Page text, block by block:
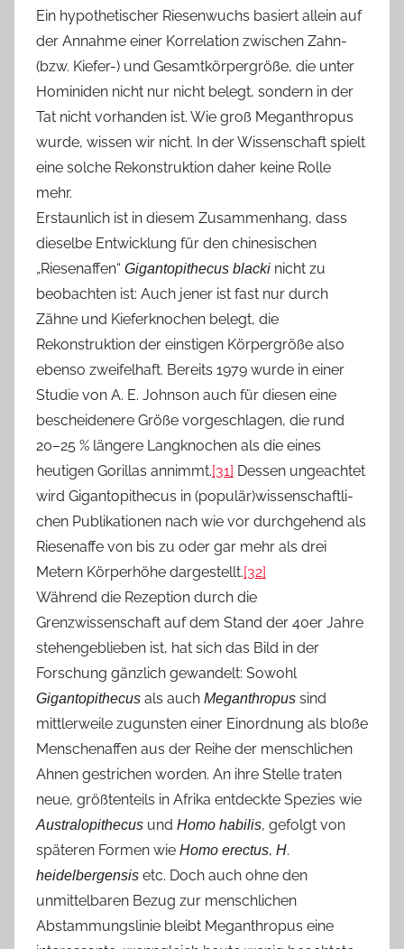
Ein hypothetischer Riesenwuchs basiert allein auf
der Annahme einer Korrelation zwischen Zahn-
(bzw. Kiefer-) und Gesamtkörpergröße, die unter
Hominiden nicht nur nicht belegt, sondern in der
Tat nicht vorhanden ist. Wie groß Meganthropus
wurde, wissen wir nicht. In der Wissenschaft spielt
eine solche Rekonstruktion daher keine Rolle
mehr.
Erstaunlich ist in diesem Zusammenhang, dass
dieselbe Entwicklung für den chinesischen
„Riesenaffen“ Gigantopithecus blacki nicht zu
beobachten ist: Auch jener ist fast nur durch
Zähne und Kieferknochen belegt, die
Rekonstruktion der einstigen Körpergröße also
ebenso zweifelhaft. Bereits 1979 wurde in einer
Studie von A. E. Johnson auch für diesen eine
bescheidenere Größe vorgeschlagen, die rund
20–25 % längere Langknochen als die eines
heutigen Gorillas annimmt.[31] Dessen ungeachtet
wird Gigantopithecus in (populär)wissenschaftli­
chen Publikationen nach wie vor durchgehend als
Riesenaffe von bis zu oder gar mehr als drei
Metern Körperhöhe dargestellt.[32]
Während die Rezeption durch die
Grenzwissenschaft auf dem Stand der 40er Jahre
stehengeblieben ist, hat sich das Bild in der
Forschung gänzlich gewandelt: Sowohl
Gigantopithecus als auch Meganthropus sind
mittlerweile zugunsten einer Einordnung als bloße
Menschenaffen aus der Reihe der menschlichen
Ahnen gestrichen worden. An ihre Stelle traten
neue, größtenteils in Afrika entdeckte Spezies wie
Australopithecus und Homo habilis, gefolgt von
späteren Formen wie Homo erectus, H.
heidelbergensis etc. Doch auch ohne den
unmittelbaren Bezug zur menschlichen
Abstammungslinie bleibt Meganthropus eine